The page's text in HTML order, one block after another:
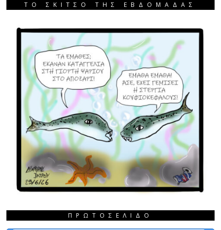
ΤΟ ΣΚΙΤΣΟ ΤΗΣ ΕΒΔΟΜΑΔΑΣ
ΠΡΩΤΟΣΈΛΙΔΟ